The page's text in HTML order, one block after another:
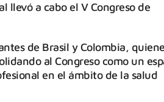
llevó a cabo el V Congreso de
de Brasil y Colombia,
al Congreso como un
en el ámbito de la salud